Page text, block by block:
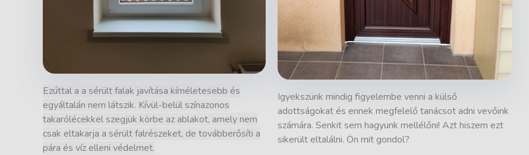
Ezúttal a a sérült falak javítása kíméletesebb és
egyáltalán nem látszik. Kívül-belül színazonos
takarólécekkel szegjük körbe az ablakot, amely nem
csak eltakarja a sérült falrészeket, de továbberősíti a
pára és víz elleni védelmet.
Igyekszünk mindig figyelembe venni a külső
adottságokat és ennek megfelelő tanácsot adni vevőink
számára. Senkit sem hagyunk mellélőni! Azt hiszem ezt
sikerült eltalálni. Ön mit gondol?